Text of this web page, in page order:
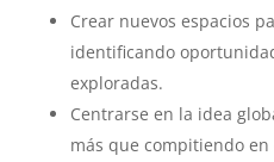
Crear nuevos espacios
identificando
exploradas.
Centrarse en la idea
más que compitiendo